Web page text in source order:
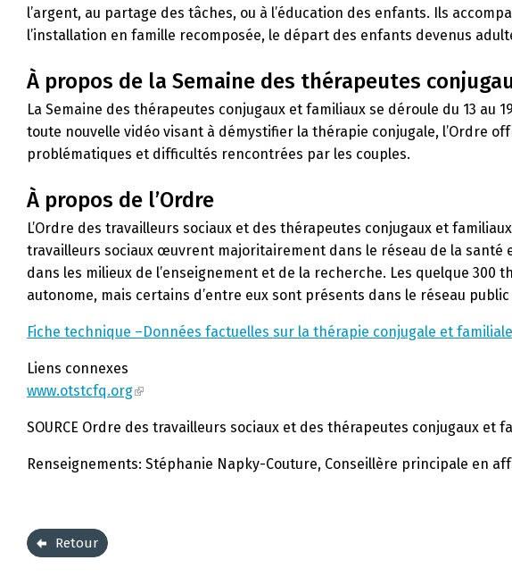
l’argent, au partage des tâches, ou à l’éducation des enfants. Ils
l’installation en famille recomposée, le départ des enfants devenus
À propos de la Semaine des thérapeutes
La Semaine des thérapeutes conjugaux et familiaux se déroule du 13 au
toute nouvelle vidéo visant à démystifier la thérapie conjugale, l’Ordre
problématiques et difficultés rencontrées par les couples.
À propos de l’Ordre
L’Ordre des travailleurs sociaux et des thérapeutes conjugaux et
travailleurs sociaux œuvrent majoritairement dans le réseau de la santé
dans les milieux de l’enseignement et de la recherche. Les quelque
autonome, mais certains d’entre eux sont présents dans le réseau public
Fiche technique –Données factuelles sur la thérapie conjugale et
Liens connexes
www.otstcfq.org
SOURCE Ordre des travailleurs sociaux et des thérapeutes conjugaux et
Renseignements: Stéphanie Napky-Couture, Conseillère principale en
Retour